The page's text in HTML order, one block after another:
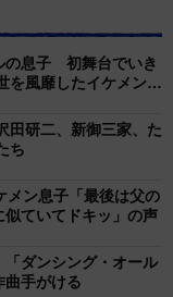
の息子 初舞台でいき
を風靡したイケメン俳
田研二、新御三家、た
たち
メン息子「最後は父の
ていてドキッ」の声
ダンシング・オール
手がける